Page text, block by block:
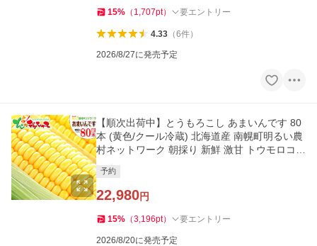
15% （ 1,707pt） 要エントリー
4.33（6件）
2026/8/27に発売予定
【順次出荷中】とうもろこし あまいんです 80
本 (黄色/クール冷蔵) 北海道産 南幌町明るい農
村ネットワーク 朝採り 新鮮 激甘 トウモロコシ
予約
22,980円
15% （3,196pt） 要エントリー
2026/8/20に発売予定